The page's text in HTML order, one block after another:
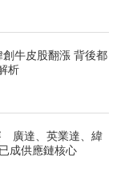
牛皮股翻漲 背後都
析
廣達、英業達、緯
成供應鏈核心